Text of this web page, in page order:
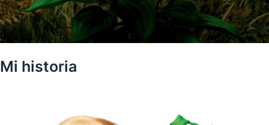
Mi historia